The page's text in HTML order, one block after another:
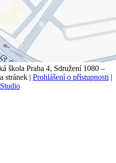
škola Praha 4, Sdružení 1080 –
stránek | Prohlášení o přístupnosti |